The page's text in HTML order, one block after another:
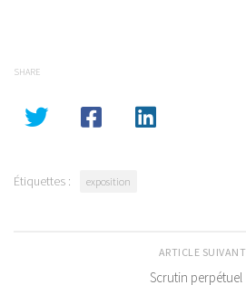
SHARE
Étiquettes : exposition
ARTICLE SUIVANT
Scrutin perpétuel